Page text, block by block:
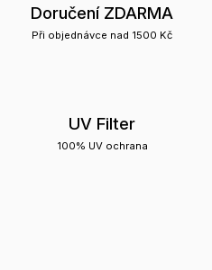
Doručení ZDARMA
Při objednávce nad 1500 Kč
UV Filter
100% UV ochrana